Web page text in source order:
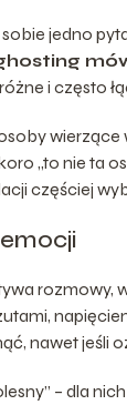
jedno
i często
„to nie ta
częściej
nawet jeśli
– dla